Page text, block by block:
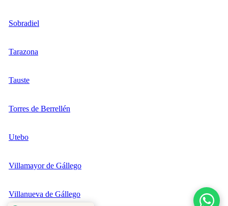
Sobradiel
Tarazona
Tauste
Torres de Berrellén
Utebo
Villamayor de Gállego
Villanueva de Gállego